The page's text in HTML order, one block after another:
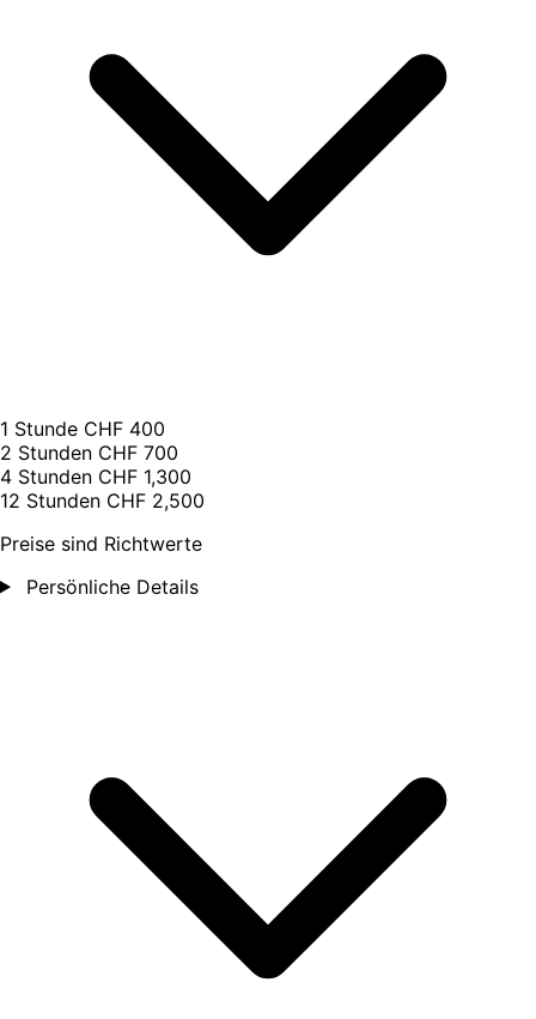
1 Stunde CHF 400
2 Stunden CHF 700
4 Stunden CHF 1,300
12 Stunden CHF 2,500
Preise sind Richtwerte
Persönliche Details